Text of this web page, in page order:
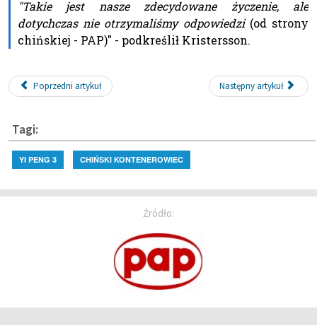
"Takie jest nasze zdecydowane życzenie, ale
dotychczas nie otrzymaliśmy odpowiedzi(od strony
chińskiej - PAP)" - podkreślił Kristersson.
Poprzedni artykuł Następny artykuł
Tagi:
YI PENG 3 CHIŃSKI KONTENEROWIEC
Źródło: